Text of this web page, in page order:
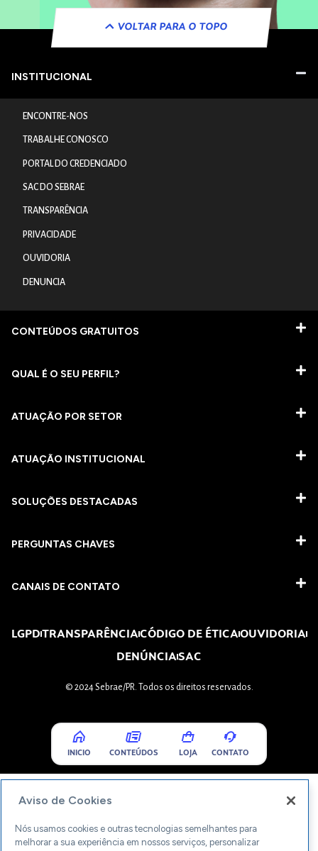
VOLTAR PARA O TOPO
INSTITUCIONAL
ENCONTRE-NOS
TRABALHE CONOSCO
PORTAL DO CREDENCIADO
SAC DO SEBRAE
TRANSPARÊNCIA
PRIVACIDADE
OUVIDORIA
DENUNCIA
CONTEÚDOS GRATUITOS
QUAL É O SEU PERFIL?
ATUAÇÃO POR SETOR
ATUAÇÃO INSTITUCIONAL
SOLUÇÕES DESTACADAS
PERGUNTAS CHAVES​
CANAIS DE CONTATO
LGPDTRANSPARÊNCIACÓDIGO DE ÉTICAOUVIDORIA
DENÚNCIASAC
© 2024 Sebrae/PR. Todos os direitos reservados.
INICIO CONTEÚDOS LOJA CONTATO
Aviso de Cookies
Nós usamos cookies e outras tecnologias semelhantes para
melhorar a sua experiência em nossos serviços, personalizar